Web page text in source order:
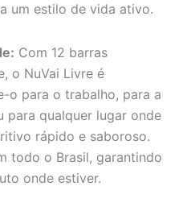
um estilo de vida ativo.
Com 12 barras
o NuVai Livre é
o para o trabalho, para a
para qualquer lugar onde
rápido e saboroso.
todo o Brasil, garantindo
onde estiver.